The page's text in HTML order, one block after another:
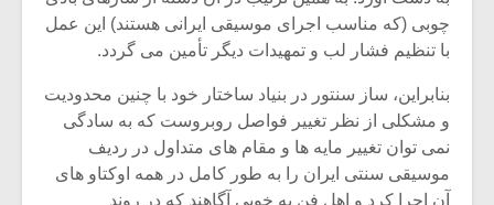
چوبی (که مناسب اجرای موسیقی ایرانی هستند) این عمل
با تنظیم فشار لب و تمهیدات دیگر تأمین می گردد.
بنابراین، ساز سنتور در بنیاد ساختار خود با چنین محدودیت
و مشکلی از نظر تغییر فواصل روبروست که به سادگی
نمی توان تغییر مایه ها و مقام های متداول در ردیف
موسیقی سنتی ایران را به طور کامل در همه اوکتاو های
آن اجرا کرد و اهل فن به خوبی آگاهند که در روند